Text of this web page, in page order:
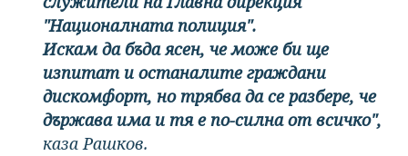
"Националната полиция".
Искам да бъда ясен, че може би ще
изпитат и останалите граждани
дискомфорт, но трябва да се разбере, че
държава има и тя е по-силна от всичко",
каза Рашков.